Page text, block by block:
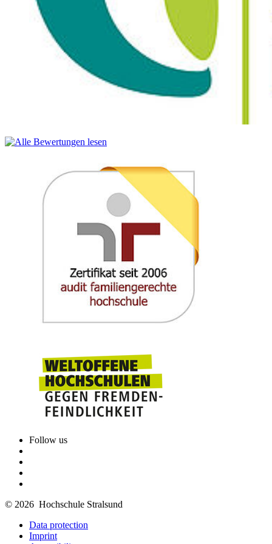
Follow us
© 2026 Hochschule Stralsund
Data protection
Imprint